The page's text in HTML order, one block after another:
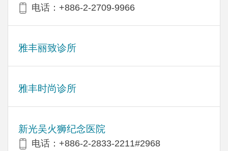
电话：+886-2-2709-9966
雅丰丽致诊所
雅丰时尚诊所
新光吴火狮纪念医院
电话：+886-2-2833-2211#2968